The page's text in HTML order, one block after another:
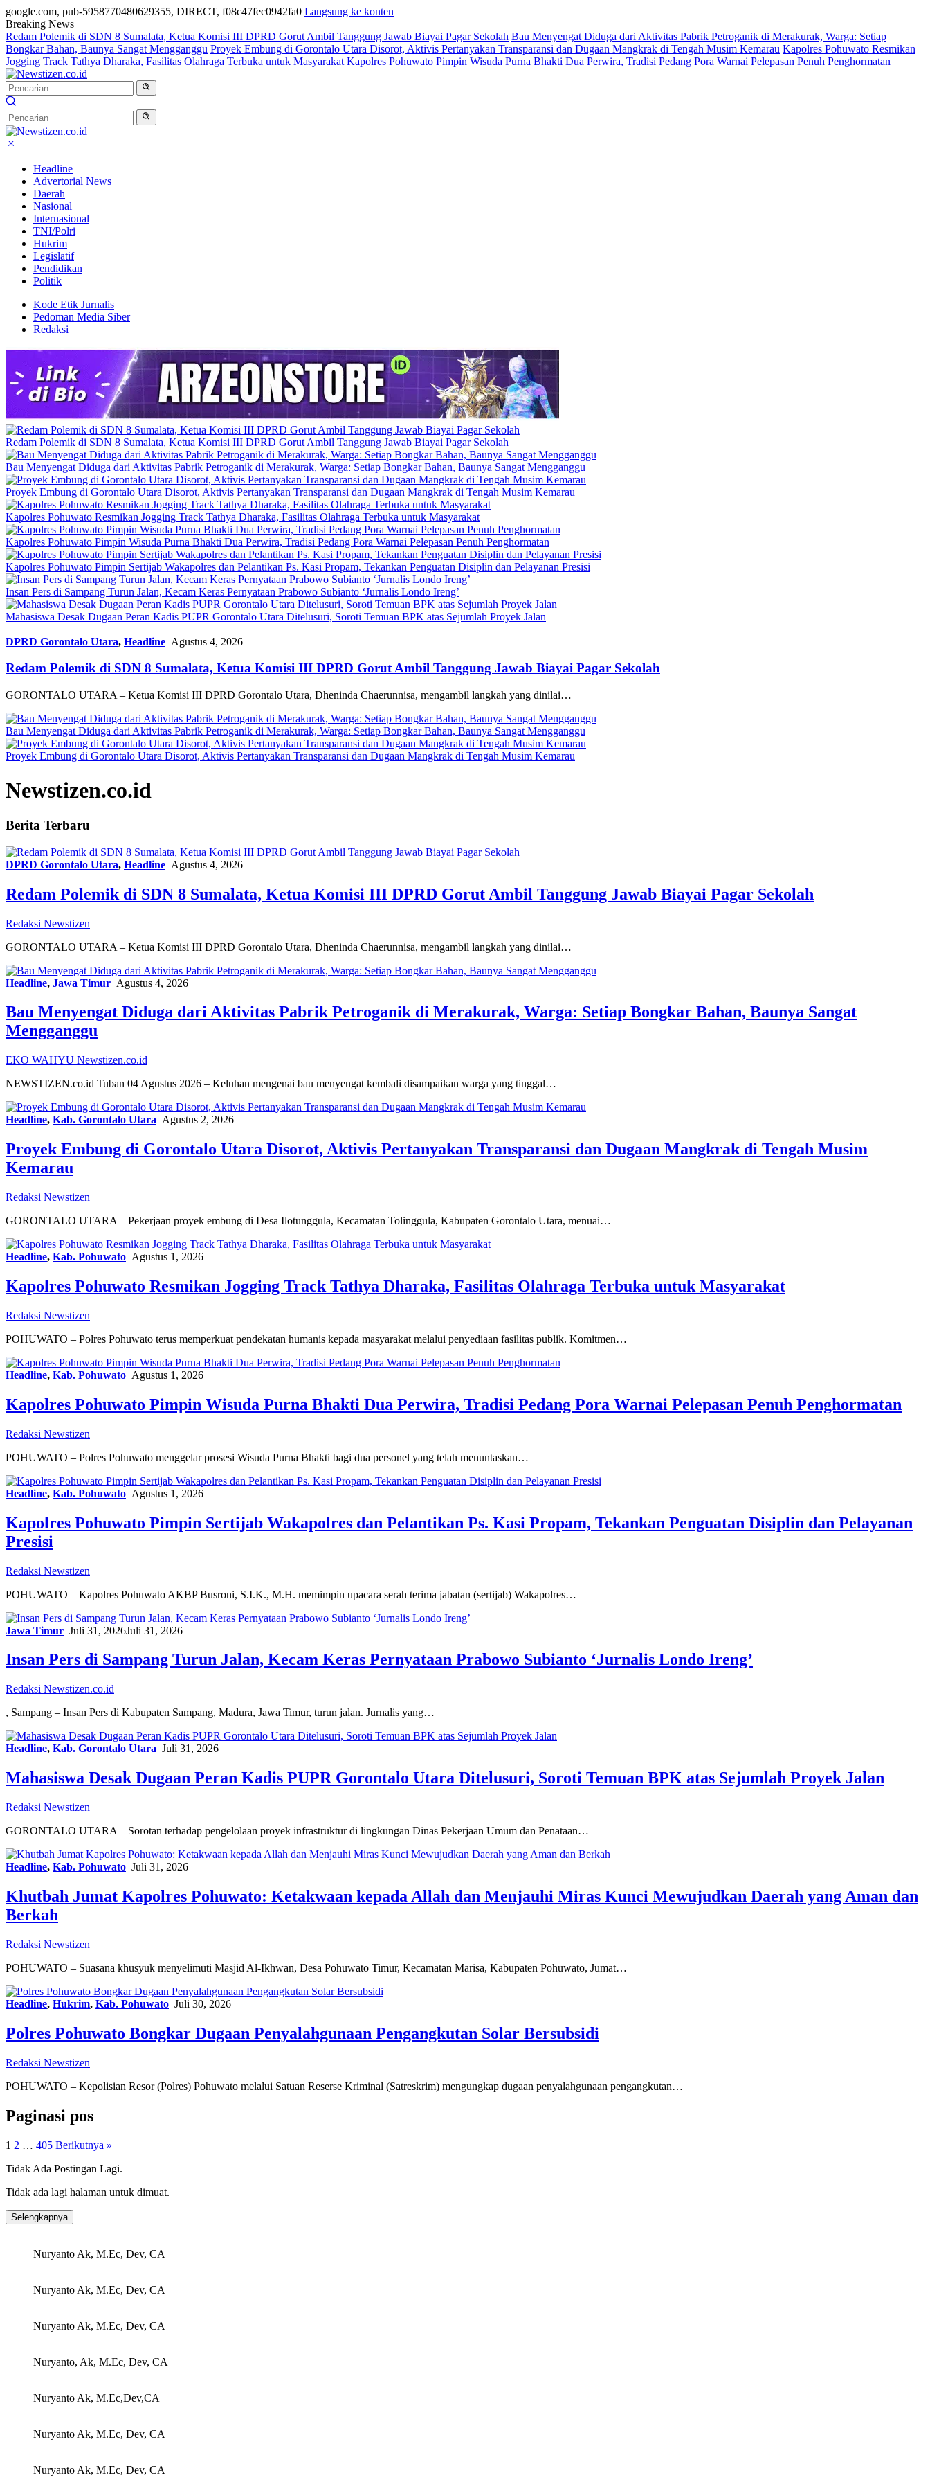
google.com, pub-5958770480629355, DIRECT, f08c47fec0942fa0 Langsung ke konten
Breaking News
Redam Polemik di SDN 8 Sumalata, Ketua Komisi III DPRD Gorut Ambil Tanggung Jawab Biayai Pagar Sekolah Bau Menyengat Diduga dari Aktivitas Pabrik Petroganik di Merakurak, Warga: Setiap
Bongkar Bahan, Baunya Sangat Mengganggu Proyek Embung di Gorontalo Utara Disorot, Aktivis Pertanyakan Transparansi dan Dugaan Mangkrak di Tengah Musim Kemarau Kapolres Pohuwato Resmikan
Jogging Track Tathya Dharaka, Fasilitas Olahraga Terbuka untuk Masyarakat Kapolres Pohuwato Pimpin Wisuda Purna Bhakti Dua Perwira, Tradisi Pedang Pora Warnai Pelepasan Penuh Penghormatan
Headline
Advertorial News
Daerah
Nasional
Internasional
TNI/Polri
Hukrim
Legislatif
Pendidikan
Politik
Kode Etik Jurnalis
Pedoman Media Siber
Redaksi
Redam Polemik di SDN 8 Sumalata, Ketua Komisi III DPRD Gorut Ambil Tanggung Jawab Biayai Pagar Sekolah
Bau Menyengat Diduga dari Aktivitas Pabrik Petroganik di Merakurak, Warga: Setiap Bongkar Bahan, Baunya Sangat Mengganggu
Proyek Embung di Gorontalo Utara Disorot, Aktivis Pertanyakan Transparansi dan Dugaan Mangkrak di Tengah Musim Kemarau
Kapolres Pohuwato Resmikan Jogging Track Tathya Dharaka, Fasilitas Olahraga Terbuka untuk Masyarakat
Kapolres Pohuwato Pimpin Wisuda Purna Bhakti Dua Perwira, Tradisi Pedang Pora Warnai Pelepasan Penuh Penghormatan
Kapolres Pohuwato Pimpin Sertijab Wakapolres dan Pelantikan Ps. Kasi Propam, Tekankan Penguatan Disiplin dan Pelayanan Presisi
Insan Pers di Sampang Turun Jalan, Kecam Keras Pernyataan Prabowo Subianto ‘Jurnalis Londo Ireng’
Mahasiswa Desak Dugaan Peran Kadis PUPR Gorontalo Utara Ditelusuri, Soroti Temuan BPK atas Sejumlah Proyek Jalan
DPRD Gorontalo Utara, Headline Agustus 4, 2026
Redam Polemik di SDN 8 Sumalata, Ketua Komisi III DPRD Gorut Ambil Tanggung Jawab Biayai Pagar Sekolah
GORONTALO UTARA – Ketua Komisi III DPRD Gorontalo Utara, Dheninda Chaerunnisa, mengambil langkah yang dinilai…
Bau Menyengat Diduga dari Aktivitas Pabrik Petroganik di Merakurak, Warga: Setiap Bongkar Bahan, Baunya Sangat Mengganggu
Proyek Embung di Gorontalo Utara Disorot, Aktivis Pertanyakan Transparansi dan Dugaan Mangkrak di Tengah Musim Kemarau
Newstizen.co.id
Berita Terbaru
DPRD Gorontalo Utara, Headline Agustus 4, 2026
Redam Polemik di SDN 8 Sumalata, Ketua Komisi III DPRD Gorut Ambil Tanggung Jawab Biayai Pagar Sekolah
Redaksi Newstizen
GORONTALO UTARA – Ketua Komisi III DPRD Gorontalo Utara, Dheninda Chaerunnisa, mengambil langkah yang dinilai…
Headline, Jawa Timur Agustus 4, 2026
Bau Menyengat Diduga dari Aktivitas Pabrik Petroganik di Merakurak, Warga: Setiap Bongkar Bahan, Baunya Sangat
Mengganggu
EKO WAHYU Newstizen.co.id
NEWSTIZEN.co.id Tuban 04 Agustus 2026 – Keluhan mengenai bau menyengat kembali disampaikan warga yang tinggal…
Headline, Kab. Gorontalo Utara Agustus 2, 2026
Proyek Embung di Gorontalo Utara Disorot, Aktivis Pertanyakan Transparansi dan Dugaan Mangkrak di Tengah Musim
Kemarau
Redaksi Newstizen
GORONTALO UTARA – Pekerjaan proyek embung di Desa Ilotunggula, Kecamatan Tolinggula, Kabupaten Gorontalo Utara, menuai…
Headline, Kab. Pohuwato Agustus 1, 2026
Kapolres Pohuwato Resmikan Jogging Track Tathya Dharaka, Fasilitas Olahraga Terbuka untuk Masyarakat
Redaksi Newstizen
POHUWATO – Polres Pohuwato terus memperkuat pendekatan humanis kepada masyarakat melalui penyediaan fasilitas publik. Komitmen…
Headline, Kab. Pohuwato Agustus 1, 2026
Kapolres Pohuwato Pimpin Wisuda Purna Bhakti Dua Perwira, Tradisi Pedang Pora Warnai Pelepasan Penuh Penghormatan
Redaksi Newstizen
POHUWATO – Polres Pohuwato menggelar prosesi Wisuda Purna Bhakti bagi dua personel yang telah menuntaskan…
Headline, Kab. Pohuwato Agustus 1, 2026
Kapolres Pohuwato Pimpin Sertijab Wakapolres dan Pelantikan Ps. Kasi Propam, Tekankan Penguatan Disiplin dan Pelayanan
Presisi
Redaksi Newstizen
POHUWATO – Kapolres Pohuwato AKBP Busroni, S.I.K., M.H. memimpin upacara serah terima jabatan (sertijab) Wakapolres…
Jawa Timur Juli 31, 2026Juli 31, 2026
Insan Pers di Sampang Turun Jalan, Kecam Keras Pernyataan Prabowo Subianto ‘Jurnalis Londo Ireng’
Redaksi Newstizen.co.id
, Sampang – Insan Pers di Kabupaten Sampang, Madura, Jawa Timur, turun jalan. Jurnalis yang…
Headline, Kab. Gorontalo Utara Juli 31, 2026
Mahasiswa Desak Dugaan Peran Kadis PUPR Gorontalo Utara Ditelusuri, Soroti Temuan BPK atas Sejumlah Proyek Jalan
Redaksi Newstizen
GORONTALO UTARA – Sorotan terhadap pengelolaan proyek infrastruktur di lingkungan Dinas Pekerjaan Umum dan Penataan…
Headline, Kab. Pohuwato Juli 31, 2026
Khutbah Jumat Kapolres Pohuwato: Ketakwaan kepada Allah dan Menjauhi Miras Kunci Mewujudkan Daerah yang Aman dan
Berkah
Redaksi Newstizen
POHUWATO – Suasana khusyuk menyelimuti Masjid Al-Ikhwan, Desa Pohuwato Timur, Kecamatan Marisa, Kabupaten Pohuwato, Jumat…
Headline, Hukrim, Kab. Pohuwato Juli 30, 2026
Polres Pohuwato Bongkar Dugaan Penyalahgunaan Pengangkutan Solar Bersubsidi
Redaksi Newstizen
POHUWATO – Kepolisian Resor (Polres) Pohuwato melalui Satuan Reserse Kriminal (Satreskrim) mengungkap dugaan penyalahgunaan pengangkutan…
Paginasi pos
1 2 … 405 Berikutnya »
Tidak Ada Postingan Lagi.
Tidak ada lagi halaman untuk dimuat.
Selengkapnya
Nuryanto Ak, M.Ec, Dev, CA
Nuryanto Ak, M.Ec, Dev, CA
Nuryanto Ak, M.Ec, Dev, CA
Nuryanto, Ak, M.Ec, Dev, CA
Nuryanto Ak, M.Ec,Dev,CA
Nuryanto Ak, M.Ec, Dev, CA
Nuryanto Ak, M.Ec, Dev, CA